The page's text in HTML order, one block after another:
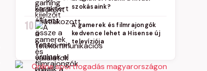
szokásaink?
10
A gamerek és filmrajongók
kedvence lehet a Hisense új
televíziója